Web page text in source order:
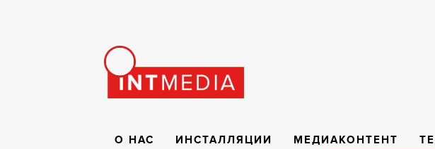
О НАС ИНСТАЛЛЯЦИИ МЕДИАКОНТЕНТ